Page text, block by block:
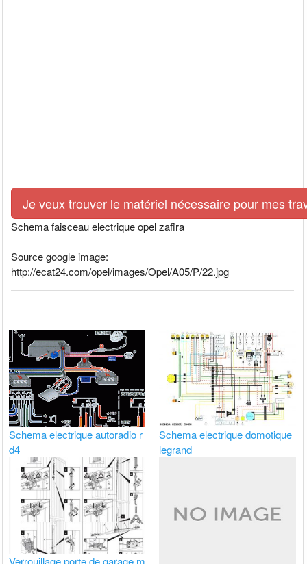
Je veux trouver le matériel nécessaire pour mes
Schema faisceau electrique opel zafira
Source google image:
http://ecat24.com/opel/images/Opel/A05/P/22.jpg
Schema electrique autoradio r
d4
Schema electrique domotique
legrand
Verrouillage porte de garage m